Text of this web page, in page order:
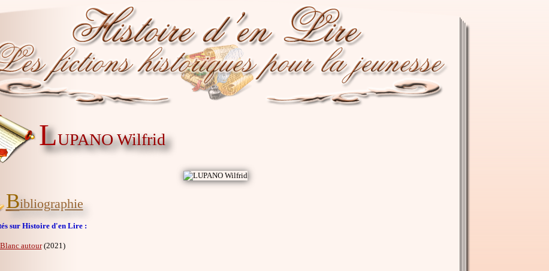
LUPANO Wilfrid
Bibliographie
sur Histoire d'en Lire :
Blanc autour(2021)